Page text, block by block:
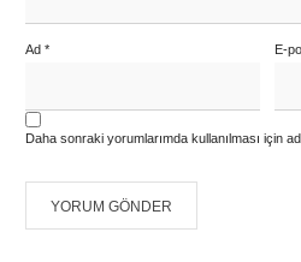
Ad * E-
Daha sonraki yorumlarımda kullanılması için